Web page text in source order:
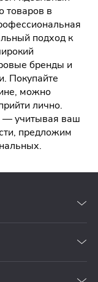
товаров в
подход к
бренды и
Покупайте
можно
лично.
— учитывая ваш
предложим